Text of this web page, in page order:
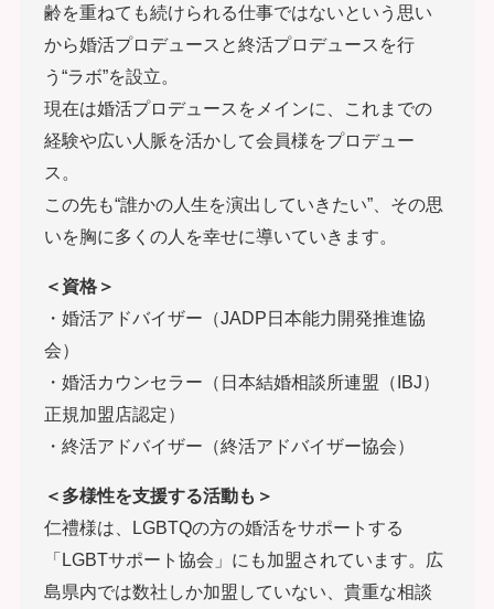
齢を重ねても続けられる仕事ではないという思い
から婚活プロデュースと終活プロデュースを行
う“ラボ”を設立。
現在は婚活プロデュースをメインに、これまでの
経験や広い人脈を活かして会員様をプロデュー
ス。
この先も“誰かの人生を演出していきたい”、その思
いを胸に多くの人を幸せに導いていきます。
＜資格＞
・婚活アドバイザー（JADP日本能力開発推進協
会）
・婚活カウンセラー（日本結婚相談所連盟（IBJ）
正規加盟店認定）
・終活アドバイザー（終活アドバイザー協会）
＜多様性を支援する活動も＞
仁禮様は、LGBTQの方の婚活をサポートする
「LGBTサポート協会」にも加盟されています。広
島県内では数社しか加盟していない、貴重な相談